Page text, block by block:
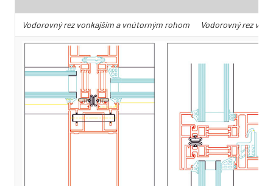
Vodorovný rez vonkajším a vnútorným rohom Vodorovný rez